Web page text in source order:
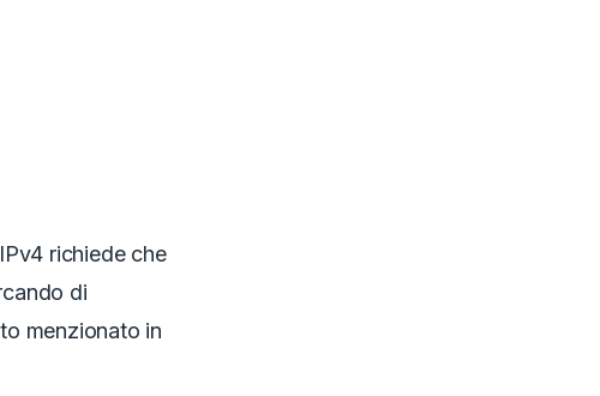
richiede che
di
menzionato in